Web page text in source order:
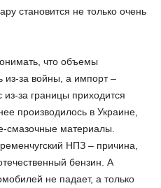
становится не только очень
что объемы
из-за войны, а импорт –
за границы приходится
производилось в Украине,
смазочные материалы.
НПЗ – причина,
бензин. А
не падает, а только